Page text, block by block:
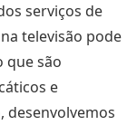
serviços de
televisão pode
que são
e
desenvolvemos